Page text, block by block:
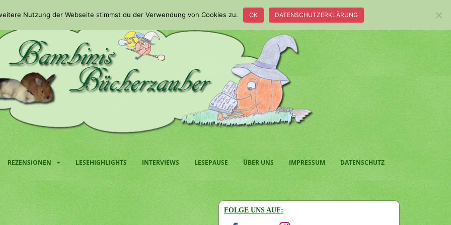
REZENSIONEN LESEHIGHLIGHTS INTERVIEWS LESEPAUSE ÜBER UNS IMPRESSUM DATENSCHUTZ
FOLGE UNS AUF:
Nutzung der Webseite stimmst du der Verwendung von Cookies zu. OK DATENSCHUTZERKLÄRUNG